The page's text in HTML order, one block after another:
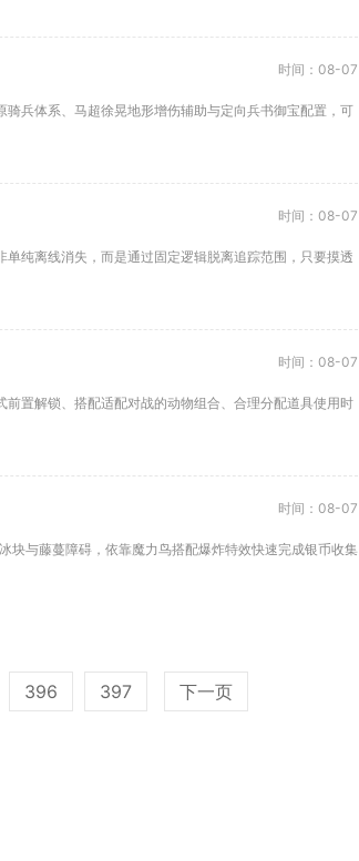
时间：08-07
兵体系、马超徐晃地形增伤辅助与定向兵书御宝配置，可
时间：08-07
纯离线消失，而是通过固定逻辑脱离追踪范围，只要摸透
时间：08-07
置解锁、搭配适配对战的动物组合、合理分配道具使用时
时间：08-07
块与藤蔓障碍，依靠魔力鸟搭配爆炸特效快速完成银币收集
396 397 下一页